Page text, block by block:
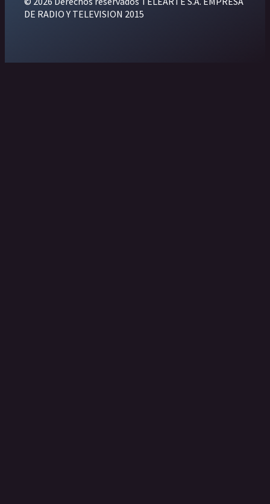
DE RADIO Y TELEVISION 2015